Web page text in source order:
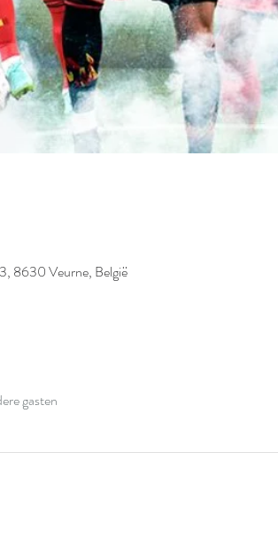
8630 Veurne, België
gasten